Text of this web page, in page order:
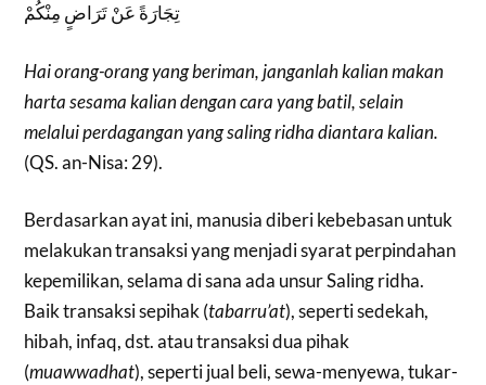
تِجَارَةً عَنْ تَرَاضٍ مِنْكُمْ
Hai orang-orang yang beriman, janganlah kalian makan
harta sesama kalian dengan cara yang batil, selain
melalui perdagangan yang saling ridha diantara kalian.
(QS. an-Nisa: 29).
Berdasarkan ayat ini, manusia diberi kebebasan untuk
melakukan transaksi yang menjadi syarat perpindahan
kepemilikan, selama di sana ada unsur Saling ridha.
Baik transaksi sepihak (tabarru’at), seperti sedekah,
hibah, infaq, dst. atau transaksi dua pihak
(muawwadhat), seperti jual beli, sewa-menyewa, tukar-